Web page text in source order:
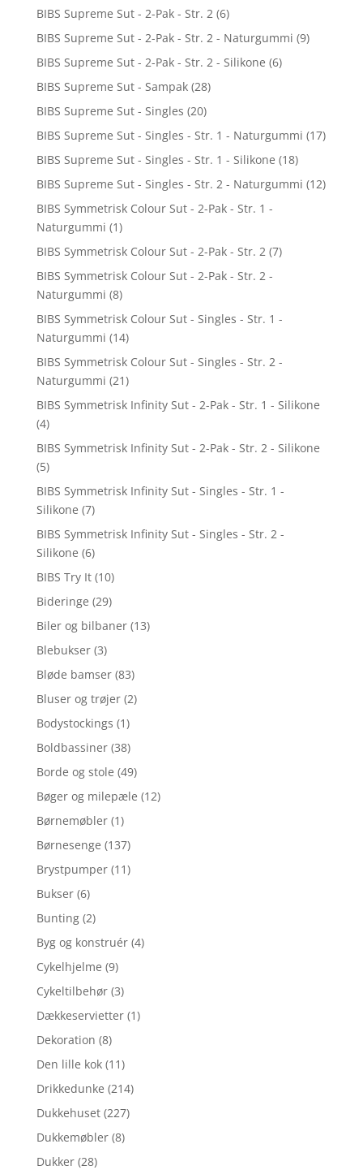
BIBS Supreme Sut - 2-Pak - Str. 2 (6)
BIBS Supreme Sut - 2-Pak - Str. 2 - Naturgummi (9)
BIBS Supreme Sut - 2-Pak - Str. 2 - Silikone (6)
BIBS Supreme Sut - Sampak (28)
BIBS Supreme Sut - Singles (20)
BIBS Supreme Sut - Singles - Str. 1 - Naturgummi (17)
BIBS Supreme Sut - Singles - Str. 1 - Silikone (18)
BIBS Supreme Sut - Singles - Str. 2 - Naturgummi (12)
BIBS Symmetrisk Colour Sut - 2-Pak - Str. 1 -
Naturgummi (1)
BIBS Symmetrisk Colour Sut - 2-Pak - Str. 2 (7)
BIBS Symmetrisk Colour Sut - 2-Pak - Str. 2 -
Naturgummi (8)
BIBS Symmetrisk Colour Sut - Singles - Str. 1 -
Naturgummi (14)
BIBS Symmetrisk Colour Sut - Singles - Str. 2 -
Naturgummi (21)
BIBS Symmetrisk Infinity Sut - 2-Pak - Str. 1 - Silikone
(4)
BIBS Symmetrisk Infinity Sut - 2-Pak - Str. 2 - Silikone
(5)
BIBS Symmetrisk Infinity Sut - Singles - Str. 1 -
Silikone (7)
BIBS Symmetrisk Infinity Sut - Singles - Str. 2 -
Silikone (6)
BIBS Try It (10)
Bideringe (29)
Biler og bilbaner (13)
Blebukser (3)
Bløde bamser (83)
Bluser og trøjer (2)
Bodystockings (1)
Boldbassiner (38)
Borde og stole (49)
Bøger og milepæle (12)
Børnemøbler (1)
Børnesenge (137)
Brystpumper (11)
Bukser (6)
Bunting (2)
Byg og konstruér (4)
Cykelhjelme (9)
Cykeltilbehør (3)
Dækkeservietter (1)
Dekoration (8)
Den lille kok (11)
Drikkedunke (214)
Dukkehuset (227)
Dukkemøbler (8)
Dukker (28)